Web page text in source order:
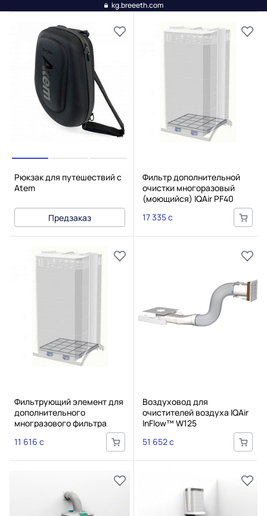
kg.breeeth.com
Рюкзак для путешествий с
Atem
Предзаказ
Фильтр дополнительной
очистки многоразовый
(моющийся) IQAir PF40
17 335 c
Фильтрующий элемент для
дополнительного
многразового фильтра
предварительной очистки
IQAir PF40
11 616 c
Воздуховод для
очистителей воздуха IQAir
InFlow™ W125
51 652 c